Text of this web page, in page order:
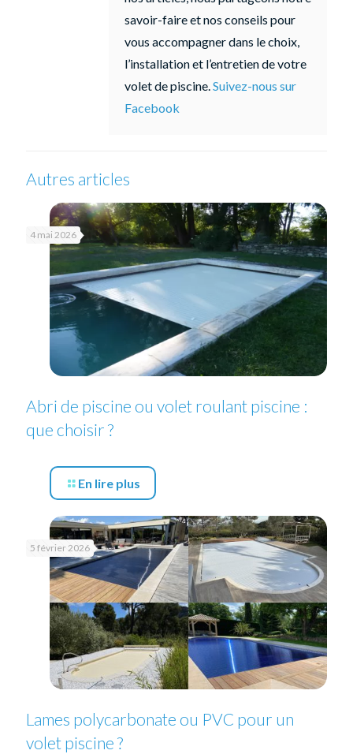
savoir-faire et nos conseils pour
vous accompagner dans le choix,
l’installation et l’entretien de votre
volet de piscine.Suivez-nous sur
Facebook
Autres articles
4 mai 2026
Abri de piscine ou volet roulant piscine :
que choisir ?
En lire plus
5 février 2026
Lames polycarbonate ou PVC pour un
volet piscine ?